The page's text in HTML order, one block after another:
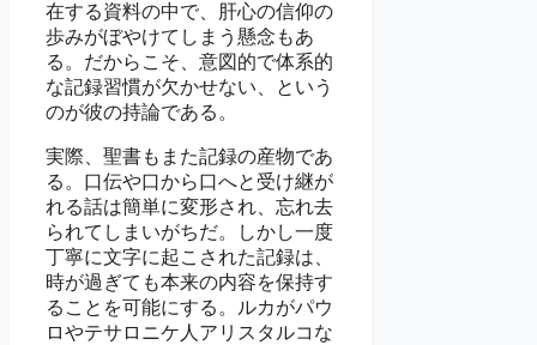
在する資料の中で、肝心の信仰の
歩みがぼやけてしまう懸念もあ
る。だからこそ、意図的で体系的
な記録習慣が欠かせない、という
のが彼の持論である。
実際、聖書もまた記録の産物であ
る。口伝や口から口へと受け継が
れる話は簡単に変形され、忘れ去
られてしまいがちだ。しかし一度
丁寧に文字に起こされた記録は、
時が過ぎても本来の内容を保持す
ることを可能にする。ルカがパウ
ロやテサロニケ人アリスタルコな